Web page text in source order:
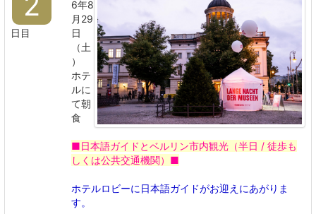
日目
6年8
月29
日
（土
）
ホテ
ルに
て朝
食
■日本語ガイドとベルリン市内観光（半日 / 徒歩も
しくは公共交通機関）■
ホテルロビーに日本語ガイドがお迎えにあがりま
す。